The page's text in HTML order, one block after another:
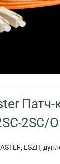
Патч-
2SC/
LSZH,